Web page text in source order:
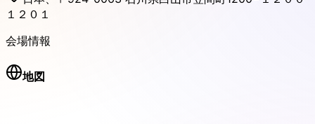
１２０１
会場情報
地図